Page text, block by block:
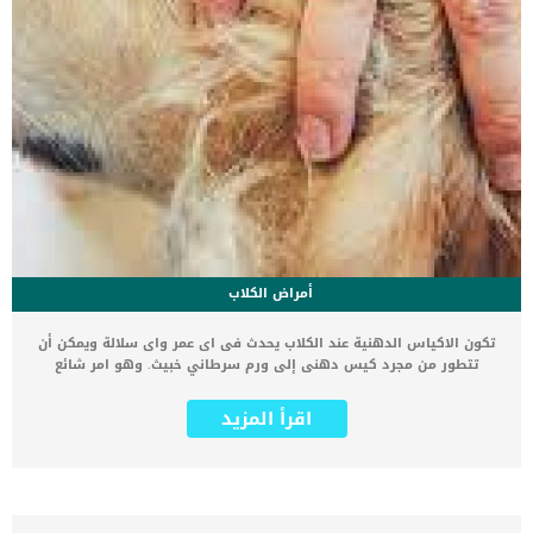
أمراض الكلاب
تكون الاكياس الدهنية عند الكلاب يحدث فى اى عمر واى سلالة ويمكن أن
تتطور من مجرد كيس دهنى إلى ورم سرطاني خبيث. وهو امر شائع
الكلب والتي تعمل على ترطيب شعره وجلده. ماهى الأعراض التى تدل
على تكون الاكياس الدهنية عند الكلاب ؟ هناك أنواع كثيرة من الأكياس
اقرأ المزيد